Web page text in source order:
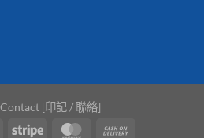
[印記 / 聯絡]